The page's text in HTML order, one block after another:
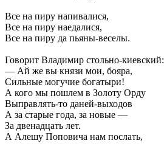
Все на пиру напивалися,
Все на пиру наедалися,
Все на пиру да пьяны-веселы.
Говорит Владимир стольно-киевский:
— Ай же вы князи мои, бояра,
Сильные могучие богатыри!
А кого мы пошлем в Золоту Орду
Выправлять-то даней-выходов
А за старые года, за новые —
За двенадцать лет.
А Алешу Поповича нам послать,